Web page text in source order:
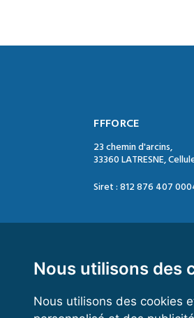
Nous utilisons des
Nous utilisons des cookies
FFFORCE
23 chemin d'arcins,
33360 LATRESNE,
Siret : 812 876 407
Mail :
Horaires d’ouverture